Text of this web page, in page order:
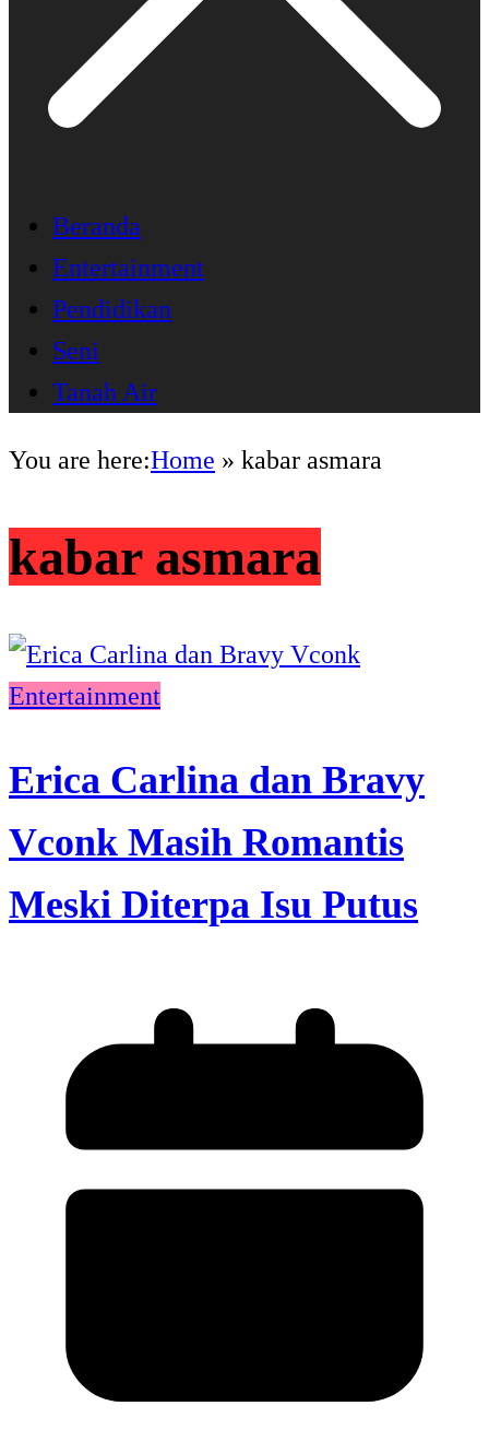
Beranda
Entertainment
Pendidikan
Seni
Tanah Air
You are here:Home » kabar asmara
kabar asmara
Entertainment
Erica Carlina dan Bravy
Vconk Masih Romantis
Meski Diterpa Isu Putus